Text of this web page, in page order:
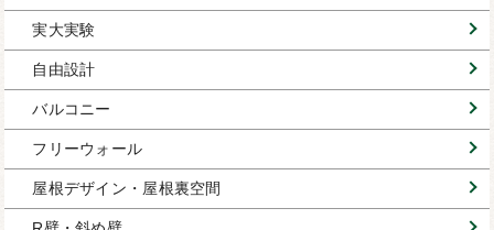
実大実験
自由設計
バルコニー
フリーウォール
屋根デザイン・屋根裏空間